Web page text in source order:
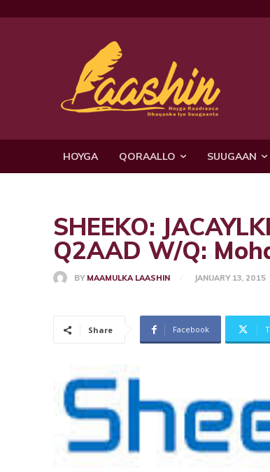
HOYGA QORAALLO SUUGAAN
SHEEKO:
Q2AAD W/Q:
BY MAAMULKA LAASHIN JANUARY 13, 2015
Share Facebook